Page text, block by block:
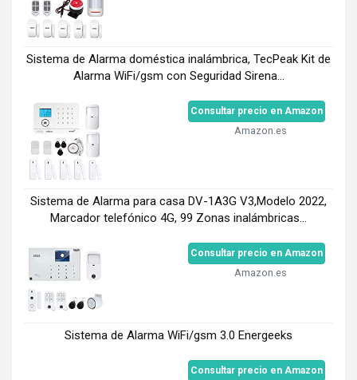
Sistema de Alarma doméstica inalámbrica, TecPeak Kit de
Alarma WiFi/gsm con Seguridad Sirena...
Consultar precio en Amazon
Amazon.es
Sistema de Alarma para casa DV-1A3G V3,Modelo 2022,
Marcador telefónico 4G, 99 Zonas inalámbricas...
Consultar precio en Amazon
Amazon.es
Sistema de Alarma WiFi/gsm 3.0 Energeeks
Consultar precio en Amazon